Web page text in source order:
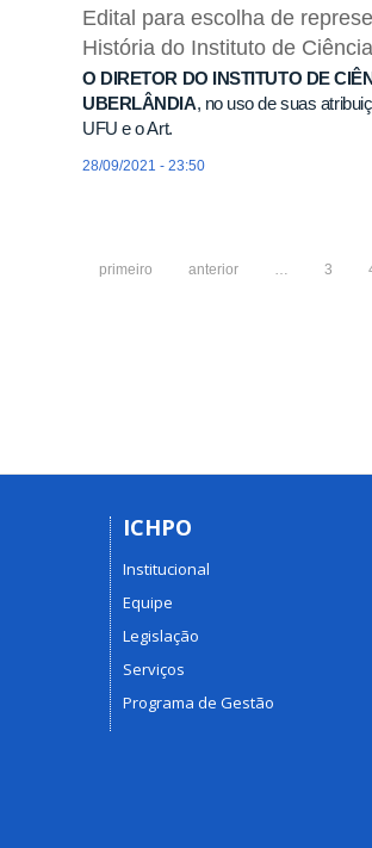
Edital para escolha de
História do Instituto de
O DIRETOR DO INSTITUTO DE
UBERLÂNDIA, no uso de suas
UFU e o Art.
28/09/2021 - 23:50
primeiro anterior … 3
ICHPO
Institucional
Equipe
Legislação
Serviços
Programa de Gestão